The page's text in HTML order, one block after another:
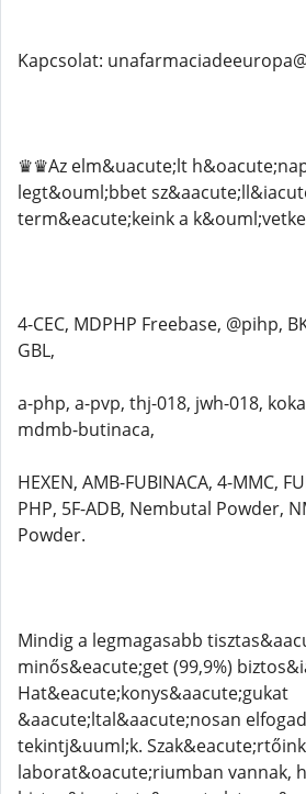
Kapcsolat:
♛♛Az elm&uacute;lt
legt&ouml;bbet
term&eacute;keink a
4-CEC, MDPHP Freebase, @pihp,
GBL,
a-php, a-pvp, thj-018, jwh-018,
mdmb-butinaca,
HEXEN, AMB-FUBINACA, 4-MMC,
PHP, 5F-ADB, Nembutal Powder,
Powder.
Mindig a legmagasabb
minős&eacute;get (99,9%)
Hat&eacute;konys&aacute;gukat
&aacute;ltal&aacute;nosan
tekintj&uuml;k.
laborat&oacute;riumban vannak,